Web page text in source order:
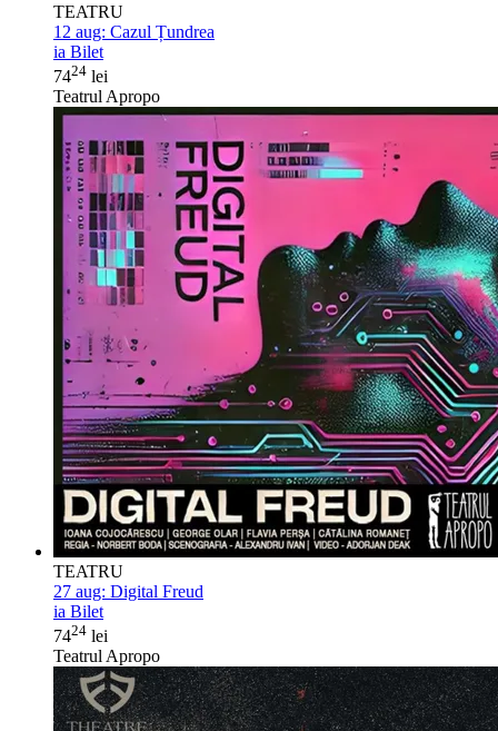
TEATRU
12 aug: Cazul Țundrea
ia Bilet
7424 lei
Teatrul Apropo
TEATRU
27 aug: Digital Freud
ia Bilet
7424 lei
Teatrul Apropo